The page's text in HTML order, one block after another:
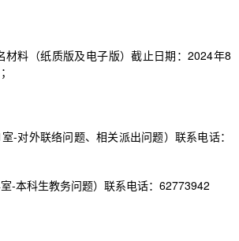
材料（纸质版及电子版）截止日期：2024年8
-对外联络问题、相关派出问题）联系电话：
-本科生教务问题）联系电话：62773942